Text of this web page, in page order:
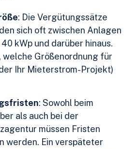
: Die Vergütungssätze
sich oft zwischen Anlagen
40 kWp und darüber hinaus.
welche Größenordnung für
Ihr Mieterstrom-Projekt)
: Sowohl beim
als auch bei der
müssen Fristen
werden. Ein verspäteter